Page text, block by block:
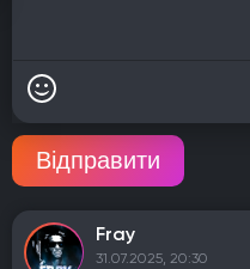
Відправити
Fray
31.07.2025, 20:30